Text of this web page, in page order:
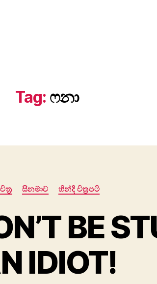
Tag: ෆනා
Categories
සිනමාව හින්දි චිත්‍රපටි
BE
IDIOT!